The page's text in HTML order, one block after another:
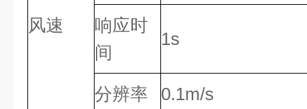
风速
响应时
间
1s
分辨率 0.1m/s